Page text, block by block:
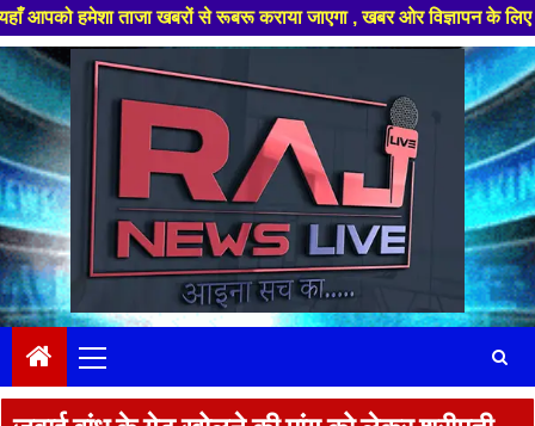
खबरों से रूबरू कराया जाएगा , खबर ओर विज्ञापन के लिए संपर्क करे
Skip
to
content
Menu